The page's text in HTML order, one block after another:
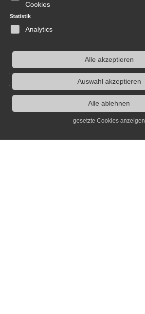
Cookies
Statistik
Analytics
Alle akzeptieren
Auswahl akzeptieren
Alle ablehnen
gesetzte Cookies anzeigen